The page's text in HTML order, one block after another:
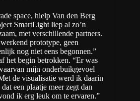
space, hielp Van den Berg
SmartLight liep al zo’n
met verschillende partners.
prototype, geen
nog niet eens begonnen.”
het begin betrokken. “Er was
mijn onderbuikgevoel
de visualisatie werd ik daarin
een plaatje meer zegt dan
ik erg leuk om te ervaren.”